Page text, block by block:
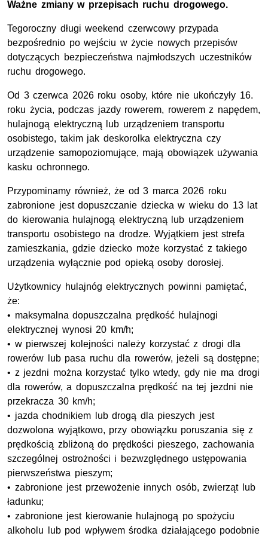
Ważne zmiany w przepisach ruchu drogowego.
Tegoroczny długi weekend czerwcowy przypada
bezpośrednio po wejściu w życie nowych przepisów
dotyczących bezpieczeństwa najmłodszych uczestników
ruchu drogowego.
Od 3 czerwca 2026 roku osoby, które nie ukończyły 16.
roku życia, podczas jazdy rowerem, rowerem z napędem,
hulajnogą elektryczną lub urządzeniem transportu
osobistego, takim jak deskorolka elektryczna czy
urządzenie samopoziomujące, mają obowiązek używania
kasku ochronnego.
Przypominamy również, że od 3 marca 2026 roku
zabronione jest dopuszczanie dziecka w wieku do 13 lat
do kierowania hulajnogą elektryczną lub urządzeniem
transportu osobistego na drodze. Wyjątkiem jest strefa
zamieszkania, gdzie dziecko może korzystać z takiego
urządzenia wyłącznie pod opieką osoby dorosłej.
Użytkownicy hulajnóg elektrycznych powinni pamiętać,
że:
• maksymalna dopuszczalna prędkość hulajnogi
elektrycznej wynosi 20 km/h;
• w pierwszej kolejności należy korzystać z drogi dla
rowerów lub pasa ruchu dla rowerów, jeżeli są dostępne;
• z jezdni można korzystać tylko wtedy, gdy nie ma drogi
dla rowerów, a dopuszczalna prędkość na tej jezdni nie
przekracza 30 km/h;
• jazda chodnikiem lub drogą dla pieszych jest
dozwolona wyjątkowo, przy obowiązku poruszania się z
prędkością zbliżoną do prędkości pieszego, zachowania
szczególnej ostrożności i bezwzględnego ustępowania
pierwszeństwa pieszym;
• zabronione jest przewożenie innych osób, zwierząt lub
ładunku;
• zabronione jest kierowanie hulajnogą po spożyciu
alkoholu lub pod wpływem środka działającego podobnie